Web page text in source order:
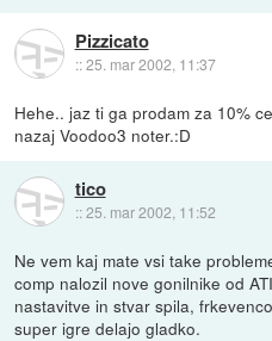
Pizzicato
::25. mar 2002, 11:37
Hehe.. jaz ti ga prodam za 10%
nazaj Voodoo3 noter.:D
tico
::25. mar 2002, 11:52
Ne vem kaj mate vsi take
comp nalozil nove gonilnike od
nastavitve in stvar spila,
super igre delajo gladko.